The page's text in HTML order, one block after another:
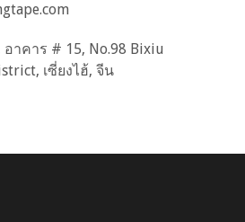
าคาร # 15, No.98 Bixiu
เซี่ยงไฮ้, จีน